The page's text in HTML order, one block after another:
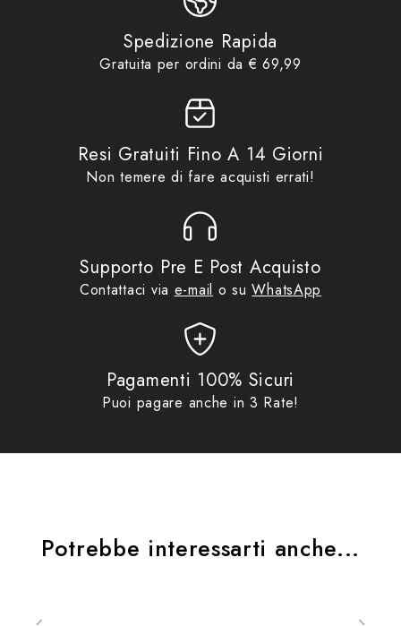
- 4 modalità d'uso: 1. sottocasco; 2. cappello; 3.
bandana; 4. collo
regalo fino ad €29,99
Promo
Spedizione Rapida
Gratuita per ordini da € 69,99
Resi Gratuiti Fino A 14 Giorni
Non temere di fare acquisti errati!
Supporto Pre E Post Acquisto
Contattaci via e-mail o suWhatsApp
Pagamenti 100% Sicuri
Puoi pagare anche in 3 Rate!
Potrebbe interessarti anche...